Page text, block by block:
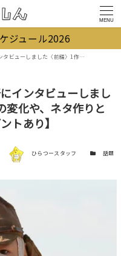
MENU
ジュール2026
識の変化や、ネタ作りと脚本作りの違いなど【プレゼントあり】
インタビューしまし
変化や、ネタ作りと
トあり】
著者 ひらつースタッフ カテゴリー
話題